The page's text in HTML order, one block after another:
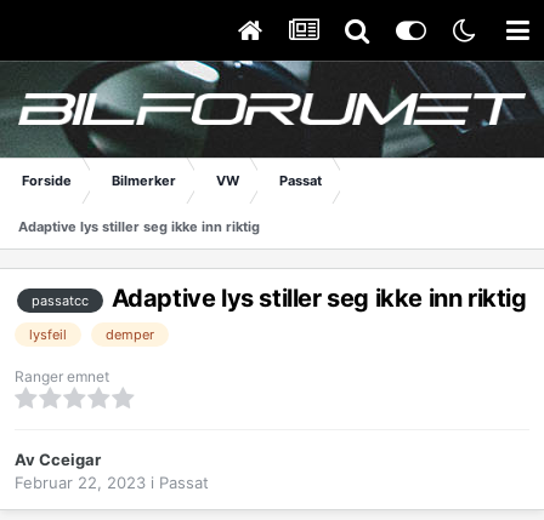
Forside Bilmerker VW Passat
Adaptive lys stiller seg ikke inn riktig
passatcc Adaptive lys stiller seg ikke inn riktig
lysfeil demper
Ranger emnet
AvCceigar
Februar 22, 2023 i Passat